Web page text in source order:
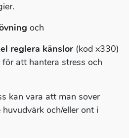
och
reglera känslor (kod x330)
att hantera stress och
kan vara att man sover
och/eller ont i